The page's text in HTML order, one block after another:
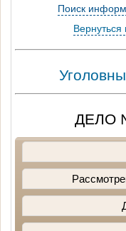
Поиск
Вернуться
ДЕЛО